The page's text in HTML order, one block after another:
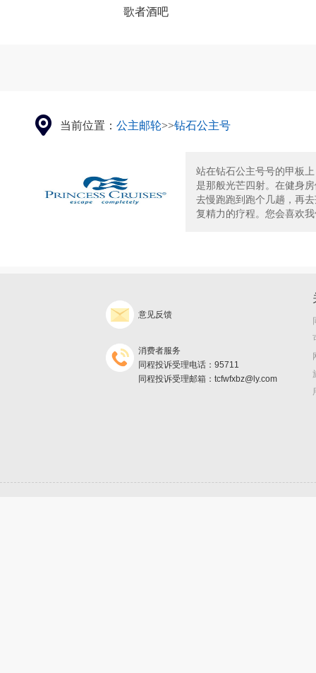
歌者酒吧
当前位置： 公主邮轮>>钻石公主号
站在钻石公主号号的甲板
是那般光芒四射。在健身
去慢跑跑到跑个几趟，再去
复精力的疗程。您会喜欢
意见反馈
消费者服务
同程投诉受理电话：95711
同程投诉受理邮箱：tcfwfxbz@ly.com